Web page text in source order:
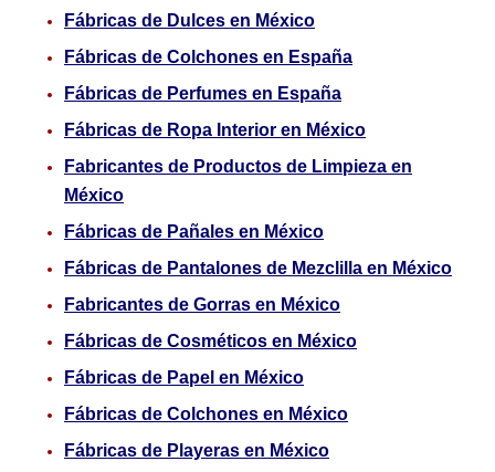
Fábricas de Dulces en México
Fábricas de Colchones en España
Fábricas de Perfumes en España
Fábricas de Ropa Interior en México
Fabricantes de Productos de Limpieza en
México
Fábricas de Pañales en México
Fábricas de Pantalones de Mezclilla en México
Fabricantes de Gorras en México
Fábricas de Cosméticos en México
Fábricas de Papel en México
Fábricas de Colchones en México
Fábricas de Playeras en México